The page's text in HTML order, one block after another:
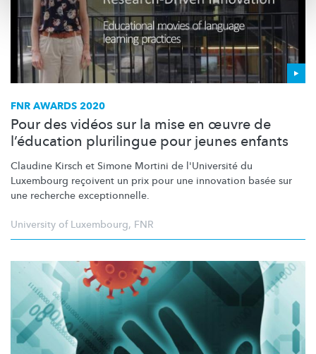
FNR AWARDS 2020
Pour des vidéos sur la mise en œuvre de
l’éducation plurilingue pour jeunes enfants
Claudine Kirsch et Simone Mortini de l'Université du
Luxembourg reçoivent un prix pour une innovation basée sur
une recherche exceptionnelle.
University of Luxembourg, FNR